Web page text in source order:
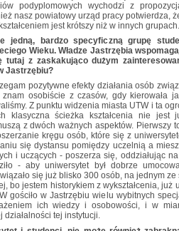
podyplomowych wychodzi z
nasz powiatowy urząd pracy potwierdza,
jest krótszy niż w innych grupach.
jedną, bardzo specyficzną grupę
Wieku. Władze Jastrzębia
tutaj z zaskakująco dużym
Jastrzębiu?
pozytywne efekty działania osób
osobiście z czasów, gdy kierowała
Z punktu widzenia miasta UTW i ta
klasyczna ścieżka kształcenia nie jest
z dwóch ważnych aspektów. Pierwszy
kręgu osób, które się z
się dystansu pomiędzy uczelnią a
i uczących - poszerza się, oddziałując
- aby uniwersytet był dobrze
się już blisko 300 osób, na jednym ze
bo jestem historykiem z wykształcenia, już
gościło w Jastrzębiu wielu wybitnych
ich wiedzy i osobowości, i w
działalności tej instytucji.